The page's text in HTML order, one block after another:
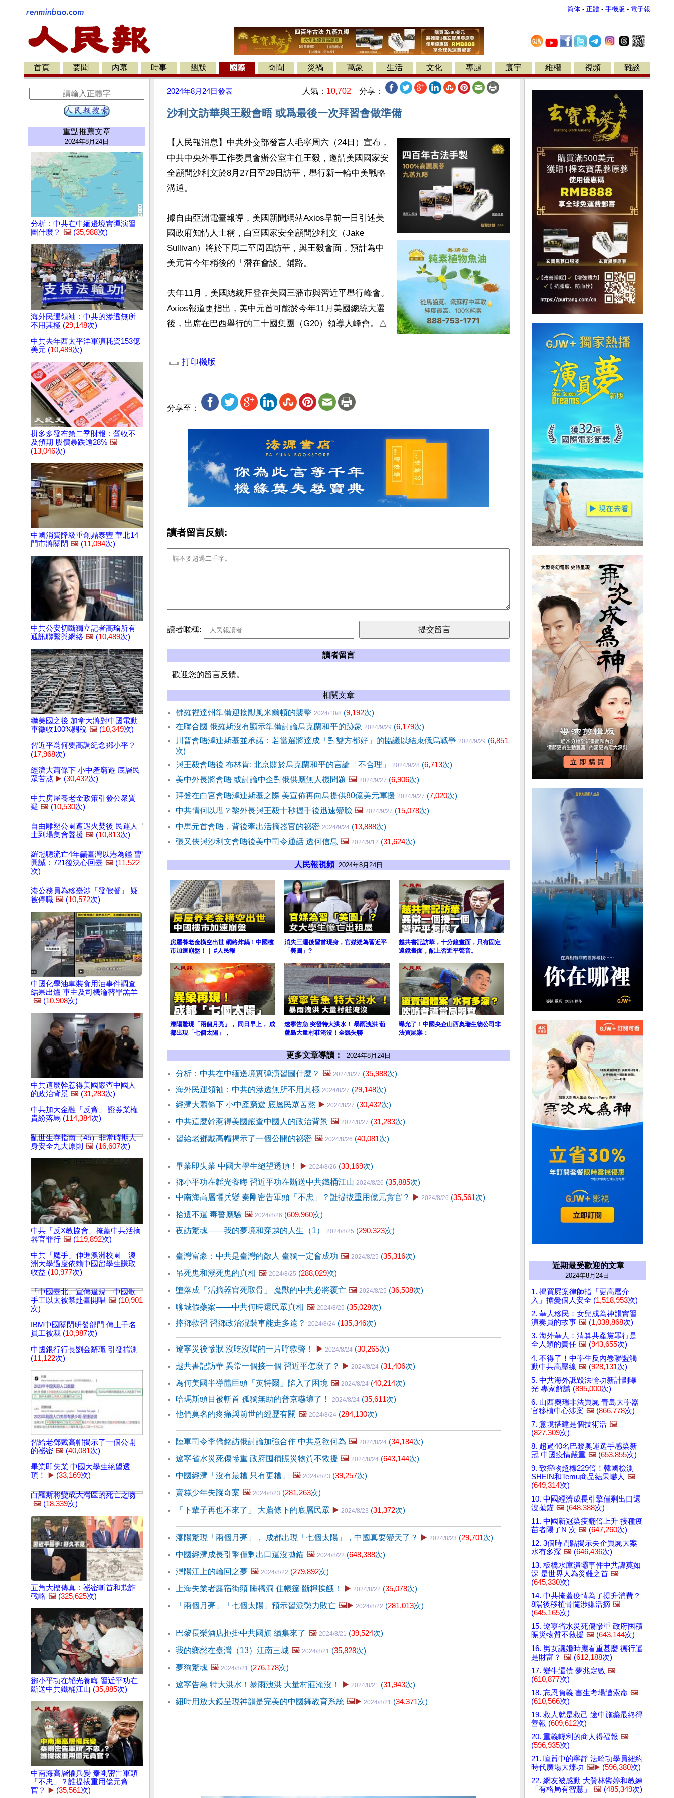
简体 - 正體 - 手機版 - 電子報
首頁 要聞 內幕 時事 幽默 國際 奇聞 災禍 萬象 生活 文化 專題 寰宇 維權 視頻 雜談
重點推薦文章
2024年8月24日
分析：中共在中緬邊境實彈演習
圖什麼？ 🖼️ (35,988次)
海外民運領袖：中共的滲透無所
不用其極 (29,148次)
中共去年西太平洋軍演耗資153億
美元 (10,489次)
拼多多發布第二季財報：營收不
及預期 股價暴跌逾28% 🖼️
(13,046次)
中國消費降級重創鼎泰豐 華北14
門市將關閉 🖼️ (11,094次)
中共公安切斷獨立記者高瑜所有
通訊聯繫與網絡 🖼️ (10,489次)
繼美國之後 加拿大將對中國電動
車徵收100%關稅 🖼️ (10,349次)
習近平爲何要高調紀念鄧小平？
(17,968次)
經濟大蕭條下 小中產窮遊 底層民
眾苦熬 ▶️ (30,432次)
中共房屋養老金政策引發公衆質
疑 🖼️ (10,530次)
自由雕塑公園遭遇火焚後 民運人
士到場集會聲援 🖼️ (10,813次)
羅冠聰流亡4年籲臺灣以港為鑑 曹
興誠：721後決心回臺 🖼️ (11,522
次)
港公務員為移臺涉「發假誓」 疑
被停職 🖼️ (10,572次)
中國化學油車裝食用油事件調查
結果出爐 車主及司機淪替罪羔羊
🖼️ (10,908次)
中共這麼幹惹得美國嚴查中國人
的政治背景 🖼️ (31,283次)
中共加大金融「反貪」 證券業權
貴紛落馬 (114,384次)
亂世生存指南（45）非常時期人
身安全九大原則 🖼️ (16,607次)
中共「反X教協會」掩蓋中共活摘
器官罪行 🖼️ (119,892次)
中共「魔手」伸進澳洲校園 澳
洲大學過度依賴中國留學生賺取
收益 (10,977次)
「中國臺北」宣傳違規 中國歌
手王以太被禁赴臺開唱 🖼️ (10,901
次)
IBM中國關閉研發部門 傳上千名
員工被裁 (10,987次)
中國銀行行長劉金辭職 引發揣測
(11,122次)
習給老鄧戴高帽揭示了一個公開
的祕密 🖼️ (40,081次)
畢業即失業 中國大學生絕望透
頂！
▶️ (33,169次)
白羅斯將變成大灣區的死亡之吻
🖼️ (18,339次)
五角大樓傳真：祕密斬首和欺詐
戰略 🖼️ (325,625次)
鄧小平功在韜光養晦 習近平功在
斷送中共鐵桶江山 (35,885次)
中南海高層懼兵變 秦剛密告軍頭
「不忠」？誰提拔重用億元貪
官？
▶️ (35,561次)
2024年8月24日發表 人氣： 10,702 分享：
沙利文訪華與王毅會晤 或爲最後一次拜習會做準備
【人民報消息】中共外交部發言人毛寧周六（24日）宣布，
中共中央外事工作委員會辦公室主任王毅，邀請美國國家安
全顧問沙利文於8月27日至29日訪華，舉行新一輪中美戰略
溝通。
據自由亞洲電臺報導，美國新聞網站Axios早前一日引述美
國政府知情人士稱，白宮國家安全顧問沙利文（Jake
Sullivan）將於下周二至周四訪華，與王毅會面，預計為中
美元首今年稍後的「潛在會談」鋪路。
去年11月，美國總統拜登在美國三藩市與習近平舉行峰會。
Axios報道更指出，美中元首可能於今年11月美國總統大選
後，出席在巴西舉行的二十國集團（G20）領導人峰會。△
打印機版
分享至：
讀者留言反饋:
讀者暱稱:
讀者留言
歡迎您的留言反饋。
相關文章
佛羅裡達州準備迎接颶風米爾頓的襲擊 2024/10/8 (9,192次)
在聯合國 俄羅斯沒有顯示準備討論烏克蘭和平的跡象 2024/9/29 (6,179次)
川普會晤澤連斯基並承諾：若當選將達成「對雙方都好」的協議以結束俄烏戰爭 2024/9/29 (6,851
次)
與王毅會晤後 布林肯: 北京關於烏克蘭和平的言論「不合理」
2024/9/28 (6,713次)
美中外長將會晤 或討論中企對俄供應無人機問題 🖼️ 2024/9/27 (6,906次)
拜登在白宮會晤澤連斯基之際 美宣佈再向烏提供80億美元軍援 2024/9/27 (7,020次)
中共情何以堪？黎外長與王毅十秒握手後迅速變臉 🖼️ 2024/9/27 (15,078次)
中馬元首會晤，背後牽出活摘器官的祕密 2024/9/24 (13,888次)
張又俠與沙利文會晤後美中司令通話 透何信息 🖼️ 2024/9/12 (31,624次)
人民報視頻 2024年8月24日
房屋養老金橫空出世 網絡炸鍋！中國樓
市加速崩盤！｜ #人民報
消失三週後習首現身，官媒疑為習近平
「美圖」?
越共書記訪華，十分鐘畫面，只有固定
遠鏡畫面，配上習近平聲音。
瀋陽驚現「兩個月亮」， 同日早上， 成
都出現「七個太陽」，
遼寧告急 突發特大洪水！ 暴雨洩洪 葫
蘆島大量村莊淹沒！全縣失聯
曝光了！中國央企山西奧瑞生物公司非
法買屍案：
更多文章導讀： 2024年8月24日
分析：中共在中緬邊境實彈演習圖什麼？ 🖼️ 2024/8/27 (35,988次)
海外民運領袖：中共的滲透無所不用其極 2024/8/27 (29,148次)
經濟大蕭條下 小中產窮遊 底層民眾苦熬 ▶️ 2024/8/27 (30,432次)
中共這麼幹惹得美國嚴查中國人的政治背景 🖼️ 2024/8/27 (31,283次)
習給老鄧戴高帽揭示了一個公開的祕密 🖼️ 2024/8/26 (40,081次)
畢業即失業 中國大學生絕望透頂！ ▶️ 2024/8/26 (33,169次)
鄧小平功在韜光養晦 習近平功在斷送中共鐵桶江山 2024/8/26 (35,885次)
中南海高層懼兵變 秦剛密告軍頭「不忠」？誰提拔重用億元貪官？ ▶️ 2024/8/26 (35,561次)
拾遺不還 毒誓應驗 🖼️ 2024/8/26 (609,960次)
夜訪驚魂——我的夢境和穿越的人生（1）
2024/8/25 (290,323次)
臺灣富豪：中共是臺灣的敵人 臺獨一定會成功 🖼️ 2024/8/25 (35,316次)
吊死鬼和溺死鬼的真相 🖼️ 2024/8/25 (288,029次)
墮落成「活摘器官死取骨」 魔獸的中共必將覆亡 🖼️ 2024/8/25 (36,508次)
聊城假藥案——中共何時還民眾真相 🖼️ 2024/8/25 (35,028次)
捧鄧救習 習鄧政治混裝車能走多遠？ 2024/8/24 (135,346次)
遼寧災後慘狀 沒吃沒喝的一片呼救聲！ ▶️ 2024/8/24 (30,265次)
越共書記訪華 異常一個接一個 習近平怎麼了？ ▶️ 2024/8/24 (31,406次)
為何美國半導體巨頭「英特爾」陷入了困境 🖼️ 2024/8/24 (40,214次)
哈瑪斯頭目被斬首 孤獨無助的普京嚇壞了！
2024/8/24 (35,611次)
他們莫名的疼痛與前世的經歷有關 🖼️ 2024/8/24 (284,130次)
陸軍司令李僑銘訪俄討論加強合作 中共意欲何為 🖼️ 2024/8/24 (34,184次)
遼寧省水災死傷慘重 政府囤積賑災物質不救援 🖼️ 2024/8/24 (643,144次)
中國經濟「沒有最糟 只有更糟」
🖼️ 2024/8/23 (39,257次)
賣糕少年失蹤奇案 🖼️ 2024/8/23 (281,263次)
「下輩子再也不來了」 大蕭條下的底層民眾 ▶️ 2024/8/23 (31,372次)
瀋陽驚現「兩個月亮」， 成都出現「七個太陽」，中國真要變天了？ ▶️ 2024/8/23 (29,701次)
中國經濟成長引擎僅剩出口還沒拋錨 🖼️ 2024/8/22 (648,388次)
潯陽江上的輪回之夢 🖼️ 2024/8/22 (279,892次)
上海失業者露宿街頭 睡橋洞 住帳篷 斷糧挨餓！
▶️ 2024/8/22 (35,078次)
「兩個月亮」「七個太陽」預示習派勢力敗亡 🖼️▶️ 2024/8/22 (281,013次)
巴黎長榮酒店拒掛中共國旗 續集來了 🖼️ 2024/8/21 (39,524次)
我的鄉愁在臺灣（13）江南三城 🖼️ 2024/8/21 (35,828次)
夢狗驚魂 🖼️ 2024/8/21 (276,178次)
遼寧告急 特大洪水！暴雨洩洪 大量村莊淹沒！
▶️ 2024/8/21 (31,943次)
紐時用放大鏡呈現神韻是完美的中國舞教育系統 🖼️▶️ 2024/8/21 (34,371次)
近期最受歡迎的文章
2024年8月24日
1. 揭買屍案律師指「更高層介
入」擔憂個人安全 (1,518,953次)
2. 華人移民：女兒成為神韻實習
演奏員的故事 🖼️ (1,038,868次)
3. 海外華人：清算共產黨罪行是
全人類的責任 🖼️ (943,655次)
4. 不得了！中學生反內卷聯盟觸
動中共高壓線 🖼️ (928,131次)
5. 中共海外詆毀法輪功新計劃曝
光 專家解讀 (895,000次)
6. 山西奧瑞非法買屍 青島大學器
官移植中心涉案 🖼️ (866,778次)
7. 意境搭建是個技術活 🖼️
(827,309次)
8. 超過40名巴黎奧運選手感染新
冠 中國疫情嚴重 🖼️ (653,855次)
9. 致癌物超標229倍！韓國檢測
SHEIN和Temu商品結果嚇人 🖼️
(649,314次)
10. 中國經濟成長引擎僅剩出口還
沒拋錨 🖼️ (648,388次)
11. 中國新冠染疫翻倍上升 接種疫
苗者陽了N 次 🖼️ (647,260次)
12. 3個時間點揭示央企買屍大案
水有多深 🖼️ (646,436次)
13. 板橋水庫潰壩事件中共諱莫如
深 是世界人為災難之首 🖼️
(645,330次)
14. 中共掩蓋疫情為了提升消費？
8陽後移植骨髓涉嫌活摘 🖼️
(645,165次)
15. 遼寧省水災死傷慘重 政府囤積
賑災物質不救援 🖼️ (643,144次)
16. 男女議婚時應看重甚麼 德行還
是財富？ 🖼️ (612,188次)
17. 變牛還債 夢兆定數 🖼️
(610,877次)
18. 忘恩負義 書生考場遭索命 🖼️
(610,566次)
19. 救人就是救己 途中施藥最終得
善報 (609,612次)
20. 重義輕利的商人得福報 🖼️
(596,935次)
21. 喧囂中的寧靜 法輪功學員紐約
時代廣場大煉功 🖼️▶️ (596,380次)
22. 網友被感動 大贊林鬱婷和教練
「有格局有智慧」
🖼️ (485,349次)